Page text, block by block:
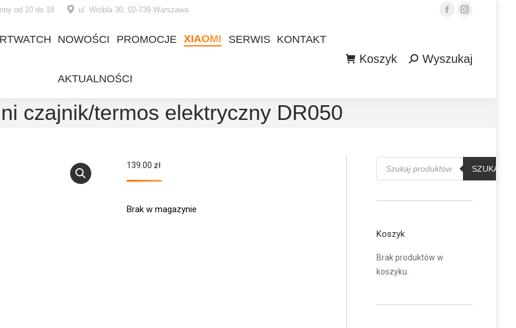
od 10 do 18 ul. Wróbla 30, 02-739 Warszawa
FacebookInstagram
NOWOŚCI PROMOCJE XIAOMI SERWIS KONTAKT
AKTUALNOŚCI
Koszyk Szukaj:Wyszukaj
czajnik/termos elektryczny DR050
139.00 zł
Brak w magazynie
Wyszukiwarka
produktów
SZUKAJ
Koszyk
Brak produktów w
koszyku.